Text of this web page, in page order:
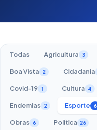
Todas Agricultura 3
Boa Vista 2 Cidadania
Covid-19 1 Cultura 4
Endemias 2 Esporte 6
Obras 6 Política 26